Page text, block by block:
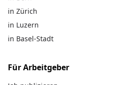
in Zürich
in Luzern
in Basel-Stadt
Für Arbeitgeber